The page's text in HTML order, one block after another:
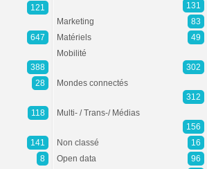
121
647
388
28
118
141
8
131
Marketing
83
Matériels
49
Mobilité
302
Mondes connectés
312
Multi- / Trans-/ Médias
156
Non classé
16
Open data
96